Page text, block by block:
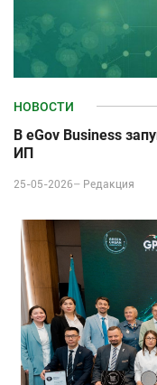
НОВОСТИ
В eGov Business
ИП
25-05-2026– Редакция